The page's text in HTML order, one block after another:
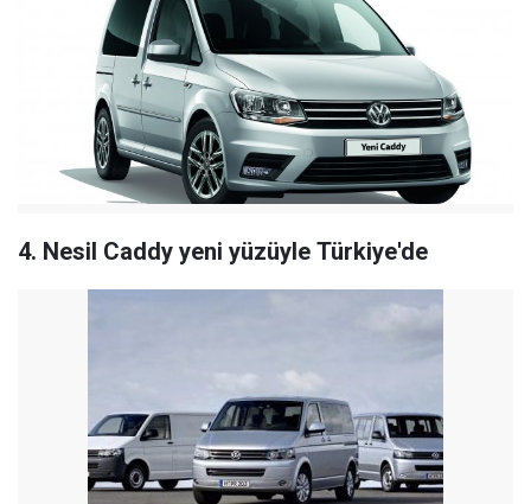
4. Nesil Caddy yeni yüzüyle Türkiye'de